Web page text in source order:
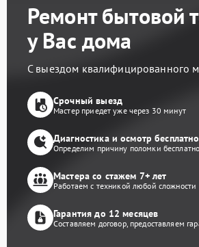
Ремонт бытовой
у Вас дома
С выездом квалифицированного
Срочный выезд
Мастер приедет уже через 30 минут
Диагностика и осмотр бесплатно
Определим причину поломки бесплатно
Мастера со стажем 7+ лет
Работаем с техникой любой сложности
Гарантия до 12 месяцев
Составляем договор, предоставляем